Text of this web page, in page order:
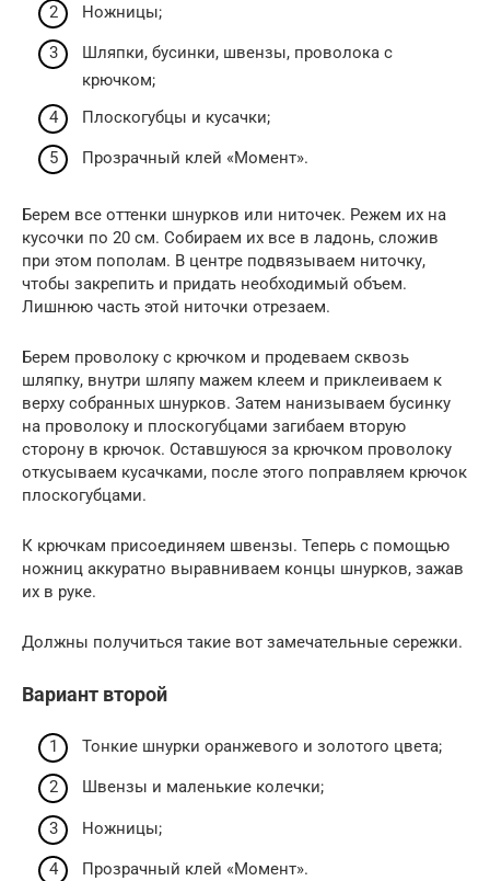
Ножницы;
Шляпки, бусинки, швензы, проволока с
крючком;
Плоскогубцы и кусачки;
Прозрачный клей «Момент».
Берем все оттенки шнурков или ниточек. Режем их на
кусочки по 20 см. Собираем их все в ладонь, сложив
при этом пополам. В центре подвязываем ниточку,
чтобы закрепить и придать необходимый объем.
Лишнюю часть этой ниточки отрезаем.
Берем проволоку с крючком и продеваем сквозь
шляпку, внутри шляпу мажем клеем и приклеиваем к
верху собранных шнурков. Затем нанизываем бусинку
на проволоку и плоскогубцами загибаем вторую
сторону в крючок. Оставшуюся за крючком проволоку
откусываем кусачками, после этого поправляем крючок
плоскогубцами.
К крючкам присоединяем швензы. Теперь с помощью
ножниц аккуратно выравниваем концы шнурков, зажав
их в руке.
Должны получиться такие вот замечательные сережки.
Вариант второй
Тонкие шнурки оранжевого и золотого цвета;
Швензы и маленькие колечки;
Ножницы;
Прозрачный клей «Момент».